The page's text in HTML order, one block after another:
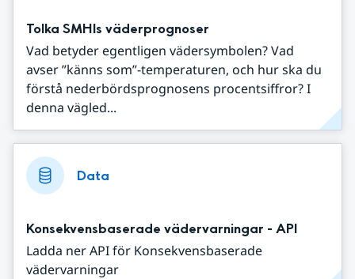
Tolka SMHIs väderprognoser
Vad betyder egentligen vädersymbolen? Vad
avser ”känns som”-temperaturen, och hur ska du
förstå nederbördsprognosens procentsiffror? I
denna vägled...
Data
Konsekvensbaserade vädervarningar - API
Ladda ner API för Konsekvensbaserade
vädervarningar